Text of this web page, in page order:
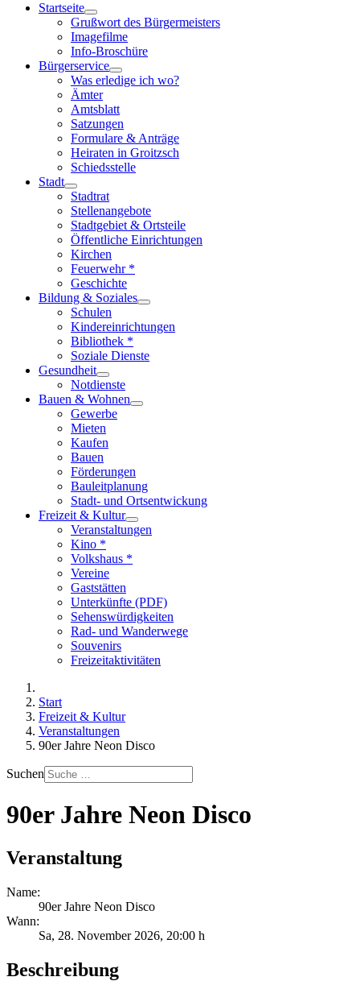
Startseite
Grußwort des Bürgermeisters
Imagefilme
Info-Broschüre
Bürgerservice
Was erledige ich wo?
Ämter
Amtsblatt
Satzungen
Formulare & Anträge
Heiraten in Groitzsch
Schiedsstelle
Stadt
Stadtrat
Stellenangebote
Stadtgebiet & Ortsteile
Öffentliche Einrichtungen
Kirchen
Feuerwehr *
Geschichte
Bildung & Soziales
Schulen
Kindereinrichtungen
Bibliothek *
Soziale Dienste
Gesundheit
Notdienste
Bauen & Wohnen
Gewerbe
Mieten
Kaufen
Bauen
Förderungen
Bauleitplanung
Stadt- und Ortsentwickung
Freizeit & Kultur
Veranstaltungen
Kino *
Volkshaus *
Vereine
Gaststätten
Unterkünfte (PDF)
Sehenswürdigkeiten
Rad- und Wanderwege
Souvenirs
Freizeitaktivitäten
Start
Freizeit & Kultur
Veranstaltungen
90er Jahre Neon Disco
Suchen
90er Jahre Neon Disco
Veranstaltung
Name:
90er Jahre Neon Disco
Wann:
Sa, 28. November 2026, 20:00 h
Beschreibung